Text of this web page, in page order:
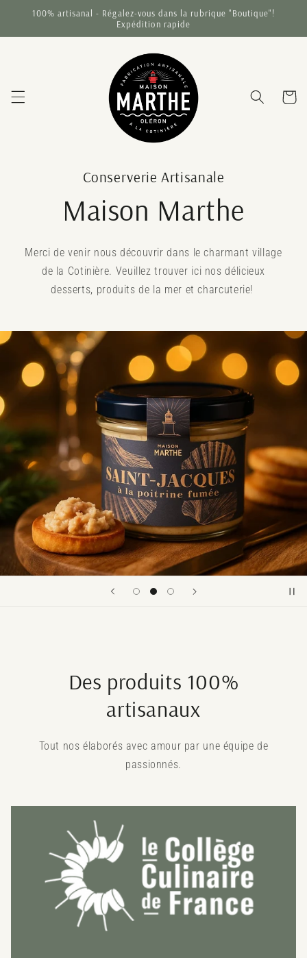
passer
contenu
100% artisanal - Régalez-vous dans la rubrique "Boutique"!
Expédition rapide
Panier
Conserverie Artisanale
Maison Marthe
Merci de venir nous découvrir dans le charmant village
de la Cotinière. Veuillez trouver ici nos délicieux
desserts, produits de la mer et charcuterie!
Des produits 100%
artisanaux
Tout nos élaborés avec amour par une équipe de
passionnés.